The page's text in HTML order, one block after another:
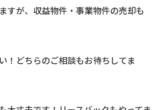
すが、収益物件・事業物件の売却も
！どちらのご相談もお待ちしてま